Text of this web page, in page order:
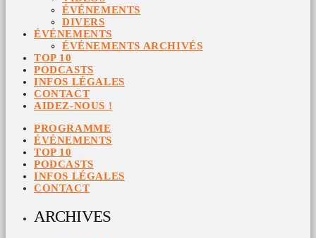
ÉVÉNEMENTS
DIVERS
ÉVÉNEMENTS
ÉVÉNEMENTS ARCHIVÉS
TOP 10
PODCASTS
INFOS LÉGALES
CONTACT
AIDEZ-NOUS !
PROGRAMME
ÉVÉNEMENTS
TOP 10
PODCASTS
INFOS LÉGALES
CONTACT
ARCHIVES